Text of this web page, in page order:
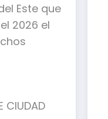
Este que
2026 el
CIUDAD